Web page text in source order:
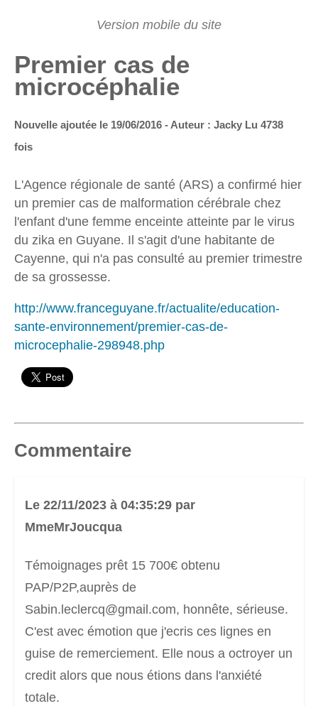
Premier cas de
microcéphalie
Nouvelle ajoutée le 19/06/2016 - Auteur : Jacky Lu 4738
fois
L'Agence régionale de santé (ARS) a confirmé hier
un premier cas de malformation cérébrale chez
l'enfant d'une femme enceinte atteinte par le virus
du zika en Guyane. Il s'agit d'une habitante de
Cayenne, qui n'a pas consulté au premier trimestre
de sa grossesse.
http://www.franceguyane.fr/actualite/education-
sante-environnement/premier-cas-de-
microcephalie-298948.php
Commentaire
Le 22/11/2023 à 04:35:29 par
MmeMrJoucqua
Témoignages prêt 15 700€ obtenu
PAP/P2P,auprès de
Sabin.leclercq@gmail.com, honnête, sérieuse.
C'est avec émotion que j'ecris ces lignes en
guise de remerciement. Elle nous a octroyer un
credit alors que nous étions dans l'anxiété
totale.